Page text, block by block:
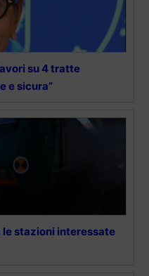
su 4 tratte
e sicura”
le stazioni interessate